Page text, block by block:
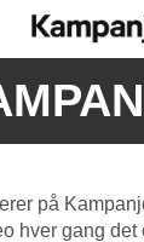
på
hver gang det